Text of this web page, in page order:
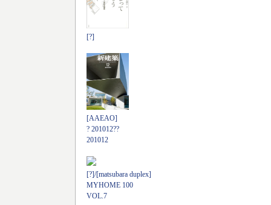
[?]
[AAEAO]
? 201012??
201012
[?]/[matsubara duplex]
MYHOME 100
VOL.7